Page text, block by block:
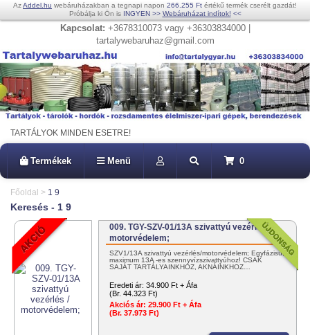
AzAddel.hu webáruházakban a tegnapi napon 266.255 Ft értékű termék cserélt gazdát!
Próbálja ki Ön is INGYEN >> Webáruházat indítok! <<
Kapcsolat: +3678310073 vagy +36303834000 |
tartalywebaruhaz@gmail.com
TARTÁLYOK MINDEN ESETRE!
Termékek Menü 0
Főoldal > 1 9
Keresés - 1 9
009. TGY-SZV-01/13A szivattyú vezérlés /
motorvédelem;
SZV1/13A szivattyú vezérlés/motorvédelem; Egyfázisú,
maximum 13A -es szennyvízszivattyúhoz! CSAK
SAJÁT TARTÁLYAINKHOZ, AKNÁINKHOZ…
Eredeti ár: 34.900 Ft + Áfa
(Br. 44.323 Ft)
Akciós ár: 29.900 Ft + Áfa
(Br. 37.973 Ft)